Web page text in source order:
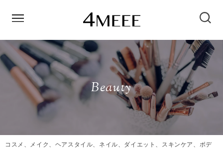
Beauty
コスメ、メイク、ヘアスタイル、ネイル、ダイエット、スキンケア、ボデ